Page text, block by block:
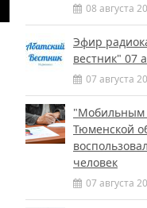
08 августа
Эфир
вестник" 07
07 августа
"Мобильным
Тюменской
человек
07 августа